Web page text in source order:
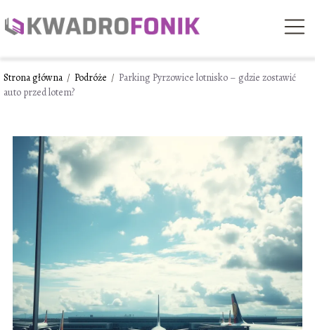
Strona główna / Podróże / Parking Pyrzowice lotnisko – gdzie zostawić
auto przed lotem?